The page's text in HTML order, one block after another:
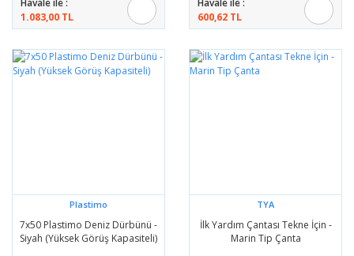
1.083,00 TL
600,62 TL
Plastimo
7x50 Plastimo Deniz Dürbünü -
Siyah (Yüksek Görüş Kapasiteli)
TYA
İlk Yardım Çantası Tekne İçin -
Marin Tip Çanta